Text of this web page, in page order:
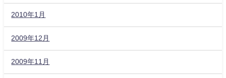
2010年1月
2009年12月
2009年11月